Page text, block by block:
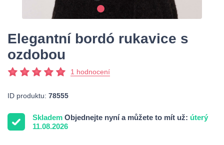
Elegantní bordó rukavice s
ozdobou
1 hodnocení
ID produktu: 78555
Skladem Objednejte nyní a můžete to mít už: úterý
11.08.2026